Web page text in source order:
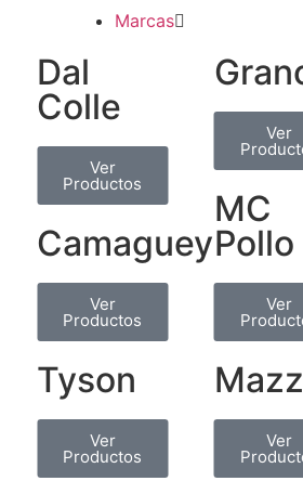
Marcas
Dal
Colle
Ver
Productos
Camaguey
Ver
Productos
Tyson
Ver
Productos
Ver
MC
Pollo
Ver
Ver